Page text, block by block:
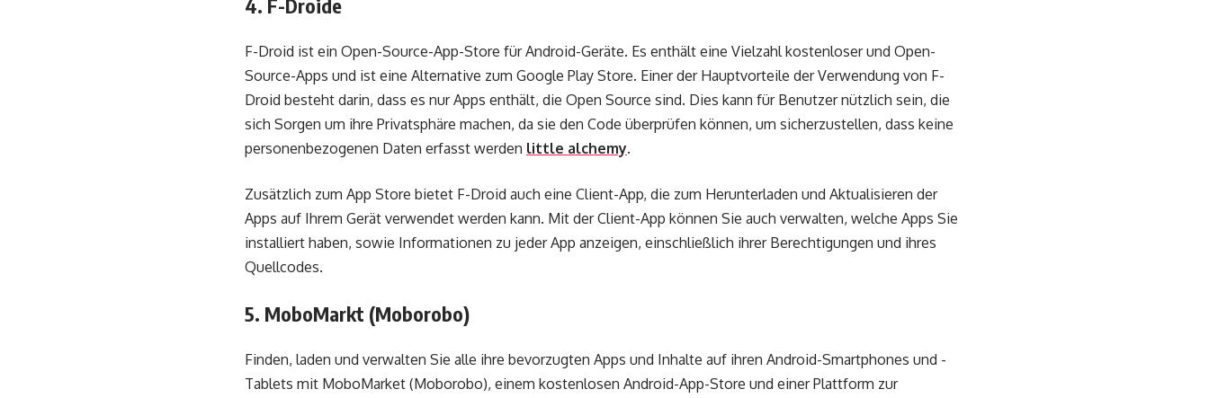
4. F-Droide
F-Droid ist ein Open-Source-App-Store für Android-Geräte. Es enthält eine Vielzahl kostenloser und Open-
Source-Apps und ist eine Alternative zum Google Play Store. Einer der Hauptvorteile der Verwendung von F-
Droid besteht darin, dass es nur Apps enthält, die Open Source sind. Dies kann für Benutzer nützlich sein, die
sich Sorgen um ihre Privatsphäre machen, da sie den Code überprüfen können, um sicherzustellen, dass keine
personenbezogenen Daten erfasst werden little alchemy.
Zusätzlich zum App Store bietet F-Droid auch eine Client-App, die zum Herunterladen und Aktualisieren der
Apps auf Ihrem Gerät verwendet werden kann. Mit der Client-App können Sie auch verwalten, welche Apps Sie
installiert haben, sowie Informationen zu jeder App anzeigen, einschließlich ihrer Berechtigungen und ihres
Quellcodes.
5. MoboMarkt (Moborobo)
Finden, laden und verwalten Sie alle ihre bevorzugten Apps und Inhalte auf ihren Android-Smartphones und -
Tablets mit MoboMarket (Moborobo), einem kostenlosen Android-App-Store und einer Plattform zur